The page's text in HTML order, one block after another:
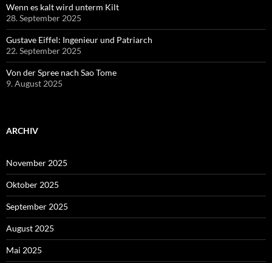
Wenn es kalt wird unterm Kilt
28. September 2025
Gustave Eiffel: Ingenieur und Patriarch
22. September 2025
Von der Spree nach Sao Tome
9. August 2025
ARCHIV
November 2025
Oktober 2025
September 2025
August 2025
Mai 2025